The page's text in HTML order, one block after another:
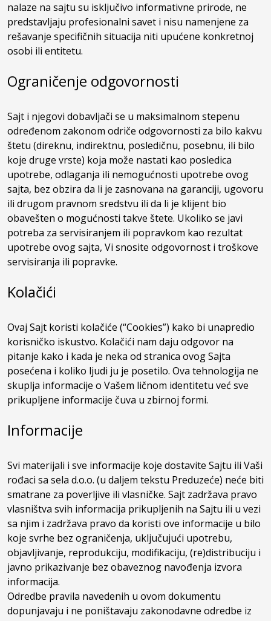
nalaze na sajtu su isključivo informativne prirode, ne
predstavljaju profesionalni savet i nisu namenjene za
rešavanje specifičnih situacija niti upućene konkretnoj
osobi ili entitetu.
Ograničenje odgovornosti
Sajt i njegovi dobavljači se u maksimalnom stepenu
određenom zakonom odriče odgovornosti za bilo kakvu
štetu (direknu, indirektnu, posledičnu, posebnu, ili bilo
koje druge vrste) koja može nastati kao posledica
upotrebe, odlaganja ili nemogućnosti upotrebe ovog
sajta, bez obzira da li je zasnovana na garanciji, ugovoru
ili drugom pravnom sredstvu ili da li je klijent bio
obavešten o mogućnosti takve štete. Ukoliko se javi
potreba za servisiranjem ili popravkom kao rezultat
upotrebe ovog sajta, Vi snosite odgovornost i troškove
servisiranja ili popravke.
Kolačići
Ovaj Sajt koristi kolačiće (“Cookies”) kako bi unapredio
korisničko iskustvo. Kolačići nam daju odgovor na
pitanje kako i kada je neka od stranica ovog Sajta
posećena i koliko ljudi ju je posetilo. Ova tehnologija ne
skuplja informacije o Vašem ličnom identitetu već sve
prikupljene informacije čuva u zbirnoj formi.
Informacije
Svi materijali i sve informacije koje dostavite Sajtu ili Vaši
rođaci sa sela d.o.o. (u daljem tekstu Preduzeće) neće biti
smatrane za poverljive ili vlasničke. Sajt zadržava pravo
vlasništva svih informacija prikupljenih na Sajtu ili u vezi
sa njim i zadržava pravo da koristi ove informacije u bilo
koje svrhe bez ograničenja, uključujući upotrebu,
objavljivanje, reprodukciju, modifikaciju, (re)distribuciju i
javno prikazivanje bez obaveznog navođenja izvora
informacija.
Odredbe pravila navedenih u ovom dokumentu
dopunjavaju i ne poništavaju zakonodavne odredbe iz